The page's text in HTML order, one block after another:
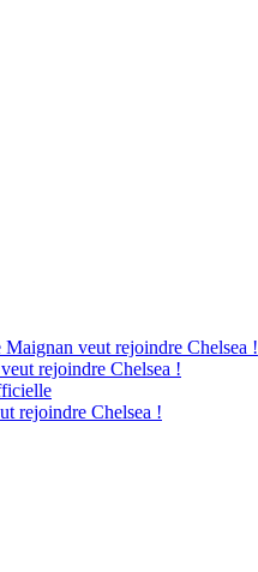
veut rejoindre Chelsea !
rejoindre Chelsea !
rejoindre Chelsea !